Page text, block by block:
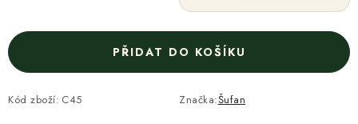
PŘIDAT DO KOŠÍKU
Kód zboží: C45 Značka:Šufan